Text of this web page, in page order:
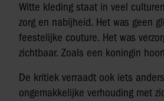
Witte kleding staat in veel
zorg en nabijheid. Het was geen
feestelijke couture. Het was
zichtbaar. Zoals een koningin
De kritiek verraadt ook iets
ongemakkelijke verhouding met